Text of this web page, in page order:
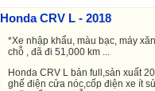
Honda CRV L - 2018
*Xe nhập khẩu, màu bạc, máy
chỗ , đã đi 51,000 km ...
Honda CRV L bản full,sản xuất
ghế điện cửa nóc,cốp điện xe ít